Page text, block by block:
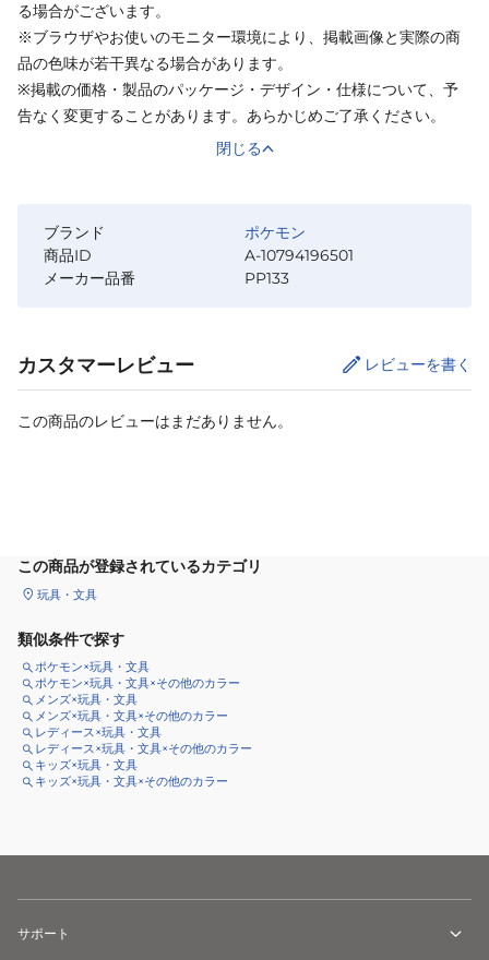
る場合がございます。
※ブラウザやお使いのモニター環境により、掲載画像と実際の商
品の色味が若干異なる場合があります。
※掲載の価格・製品のパッケージ・デザイン・仕様について、予
告なく変更することがあります。あらかじめご了承ください。
閉じる
ブランド
ポケモン
商品ID
A-10794196501
メーカー品番
PP133
カスタマーレビュー レビューを書く
この商品のレビューはまだありません。
この商品が登録されているカテゴリ
玩具・文具
類似条件で探す
ポケモン×玩具・文具
ポケモン×玩具・文具×その他のカラー
メンズ×玩具・文具
メンズ×玩具・文具×その他のカラー
レディース×玩具・文具
レディース×玩具・文具×その他のカラー
キッズ×玩具・文具
キッズ×玩具・文具×その他のカラー
サポート